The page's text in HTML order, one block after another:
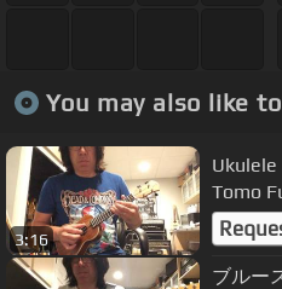
You may also like
3:16
Ukulele
Tomo
ブルー